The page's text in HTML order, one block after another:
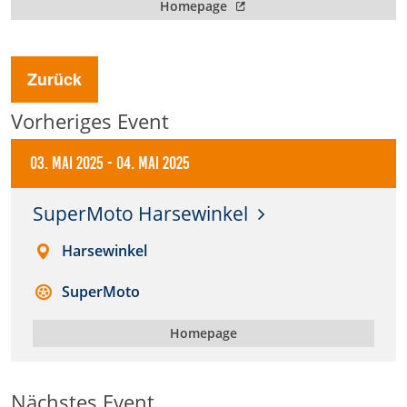
Homepage
Zurück
Vorheriges Event
03. Mai 2025-04. Mai 2025
SuperMoto Harsewinkel
Harsewinkel
SuperMoto
Homepage
DMSB
Dieser Cookie speichert Informationen zu
verwendeten Hintergrundbildern der Website.
Cookie Laufzeit:
24 Stunden
Cookie Consent
Name: